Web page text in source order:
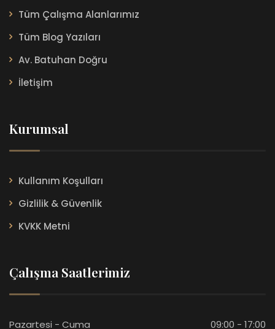
Tüm Çalışma Alanlarımız
Tüm Blog Yazıları
Av. Batuhan Doğru
İletişim
Kurumsal
Kullanım Koşulları
Gizlilik & Güvenlik
KVKK Metni
Çalışma Saatlerimiz
Pazartesi - Cuma 09:00 - 17:00